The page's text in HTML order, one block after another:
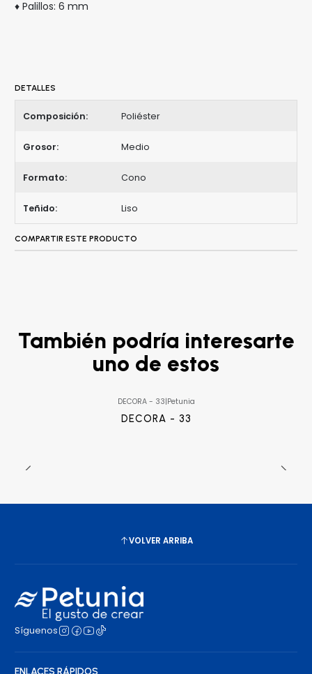
♦ Palillos: 6 mm
DETALLES
Composición: Poliéster
Grosor: Medio
Formato: Cono
Teñido: Liso
COMPARTIR ESTE PRODUCTO
También podría interesarte
uno de estos
DECORA - 33|Petunia
DECORA - 33
VOLVER ARRIBA
Síguenos
ENLACES RÁPIDOS